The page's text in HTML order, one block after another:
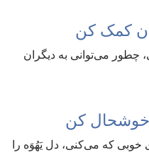
چطور می‌توانی به دیگران
خوبی که می‌کنی،‏ دل یَهُوَه را